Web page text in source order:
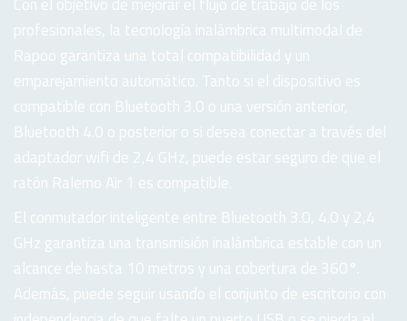
profesionales, la tecnología inalámbrica multimodal de
Rapoo garantiza una total compatibilidad y un
emparejamiento automático. Tanto si el dispositivo es
compatible con Bluetooth 3.0 o una versión anterior,
Bluetooth 4.0 o posterior o si desea conectar a través del
adaptador wifi de 2,4 GHz, puede estar seguro de que el
ratón Ralemo Air 1 es compatible.
El conmutador inteligente entre Bluetooth 3.0, 4.0 y 2,4
GHz garantiza una transmisión inalámbrica estable con un
alcance de hasta 10 metros y una cobertura de 360°.
Además, puede seguir usando el conjunto de escritorio con